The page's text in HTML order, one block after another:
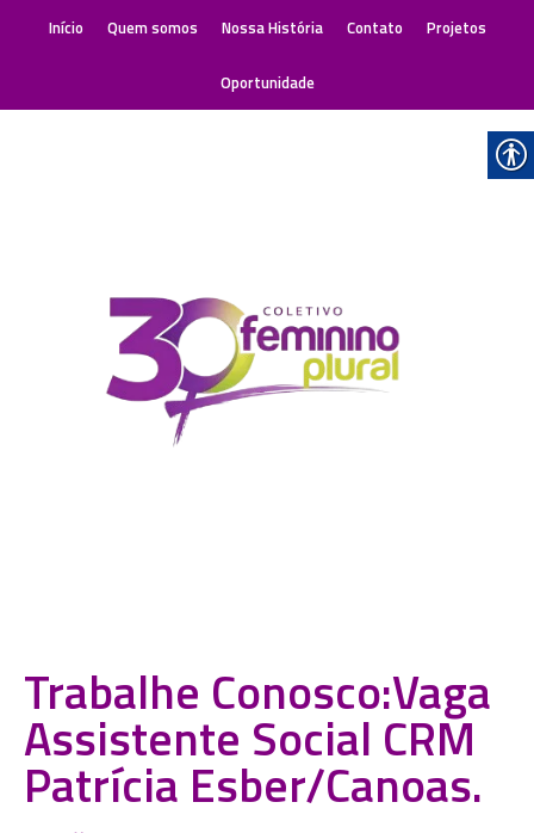
Início Quem somos Nossa História Contato Projetos
Oportunidade
Trabalhe Conosco:Vaga
Assistente Social CRM
Patrícia Esber/Canoas.